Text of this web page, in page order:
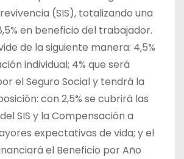
(SIS), totalizando una
en beneficio del trabajador.
de la siguiente manera: 4,5%
individual; 4% que será
el Seguro Social y tendrá la
con 2,5% se cubrirá las
SIS y la Compensación a
expectativas de vida; y el
el Beneficio por Año